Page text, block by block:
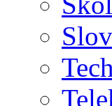
Tech